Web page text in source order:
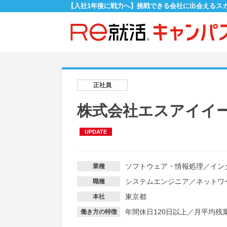
【入社1年後に戦力へ】挑戦できる会社に出会えるス
正社員
株式会社エスアイイ
UPDATE
業種 ソフトウェア・情報処理 ／イン
職種 システムエンジニア ／ネットワ
本社 東京都
働き方の特徴 年間休日120日以上 ／ 月平均残